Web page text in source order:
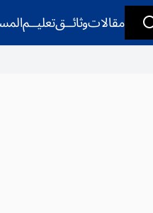
مقالاتوثائــقتعليــم